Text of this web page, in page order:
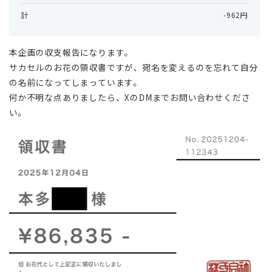
計 -962円
本企画の収支報告になります。
サカセルのお花の領収書ですが、宛名を変えるのを忘れて自分
の名前になってしまっています。
何か不明な点ありましたら、XのDMまでお問い合わせくださ
い。